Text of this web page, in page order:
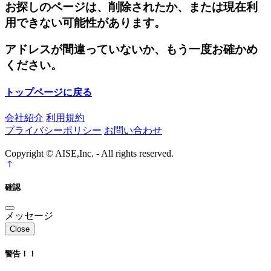
お探しのページは、削除されたか、または現在利
用できない可能性があります。
アドレスが間違っていないか、もう一度お確かめ
ください。
トップページに戻る
会社紹介 利用規約
プライバシーポリシー お問い合わせ
Copyright © AISE,Inc. - All rights reserved.
確認
メッセージ
Close
警告！！